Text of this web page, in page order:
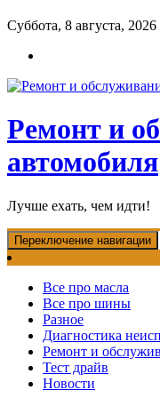
Суббота, 8 августа, 2026
Ремонт и
автомобиля
Лучше ехать, чем идти!
Переключение навигации
Все про масла
Все про шины
Разное
Диагностика
Ремонт и
Тест драйв
Новости